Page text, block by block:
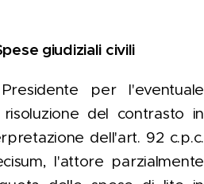
giudiziali civili
per l'eventuale
del contrasto in
dell'art. 92 c.p.c.
l'attore parzialmente